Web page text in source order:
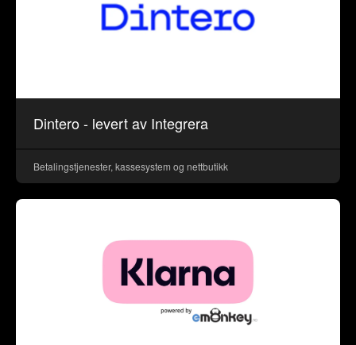
Dintero - levert av Integrera
Betalingstjenester, kassesystem og nettbutikk